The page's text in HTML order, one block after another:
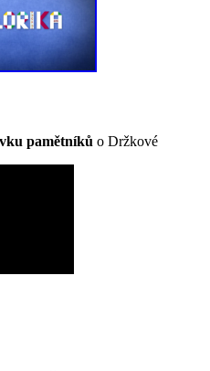
pamětníků o Držkové